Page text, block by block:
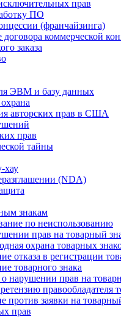
прав
ПО
(франчайзинга)
коммерческой
заказа
ЭВМ и базу данных
авторских прав в США
прав
тайны
хау
(NDA)
знакам
по неиспользованию
прав на товарный
охрана товарных
отказа в регистрации
товарного знака
о нарушении прав на
правообладателя
против заявки на
прав